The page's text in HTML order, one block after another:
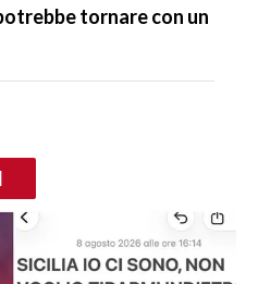
tornare con un